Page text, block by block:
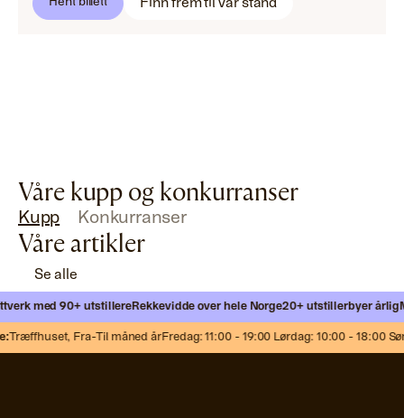
Hent billett Finn frem til vår stand
Våre kupp og konkurranser
Kupp Konkurranser
Våre artikler
Se alle
med 90+ utstillereRekkevidde over hele Norge20+ utstillerbyer årlig
Træffhuset,Fra-Til måned årFredag: 11:00 - 19:00 Lørdag: 10:00 - 18:00